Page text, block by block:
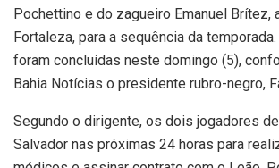
Pochettino e do zagueiro Emanuel Brítez,
Fortaleza, para a sequência da
foram concluídas neste domingo (5),
Bahia Notícias o presidente rubro-negro,
Segundo o dirigente, os dois jogadores
Salvador nas próximas 24 horas para